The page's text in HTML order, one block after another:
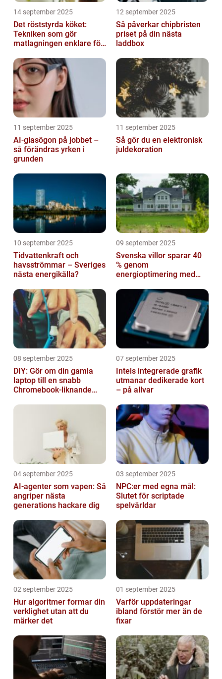
14 september 2025
Det röststyrda köket:
Tekniken som gör
matlagningen enklare för
12 september 2025
Så påverkar chipbristen
priset på din nästa
laddbox
11 september 2025
AI-glasögon på jobbet –
så förändras yrken i
grunden
11 september 2025
Så gör du en elektronisk
juldekoration
10 september 2025
Tidvattenkraft och
havsströmmar – Sveriges
nästa energikälla?
09 september 2025
Svenska villor sparar 40
% genom
energioptimering med
08 september 2025
DIY: Gör om din gamla
laptop till en snabb
Chromebook-liknande
07 september 2025
Intels integrerade grafik
utmanar dedikerade kort
– på allvar
04 september 2025
AI-agenter som vapen: Så
angriper nästa
generations hackare dig
03 september 2025
NPC:er med egna mål:
Slutet för scriptade
spelvärldar
02 september 2025
Hur algoritmer formar din
verklighet utan att du
märker det
01 september 2025
Varför uppdateringar
ibland förstör mer än de
fixar